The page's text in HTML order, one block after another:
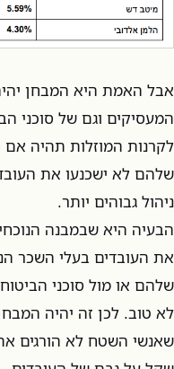
אבל האמת היא המבחן
המעסיקים וגם של סוכני
לקרנות המוזלות תהיה אם
שלהם לא ישכנעו את
ניהול גבוהים יותר.
הבעיה היא שבמבנה
את העובדים בעלי השכר
שלהם או מול סוכני
לא טוב. לכן זה יהיה
שאנשי השטח לא הורגים